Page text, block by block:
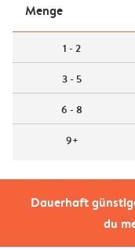
Dauerhaft
du
Menge
1 - 2
3 - 5
6 - 8
9+